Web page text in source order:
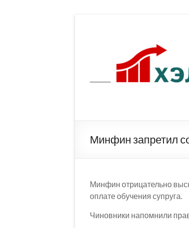
Минфин запретил
Минфин отрицательно
оплате обучения супруга.
Чиновники напомнили